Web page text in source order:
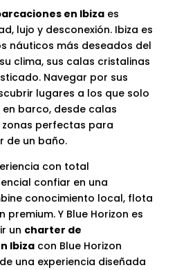
en Ibizaes
lujo y desconexión. Ibiza es
náuticos más deseados del
clima, sus calas cristalinas
Navegar por sus
lugares a los que solo
barco, desde calas
perfectas para
de un baño.
con total
confiar en una
conocimiento local, flota
Y Blue Horizon es
un charter de
Ibizacon Blue Horizon
una experiencia diseñada